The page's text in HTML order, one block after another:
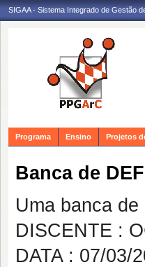
SIGAA - Sistema Integrado de Gestão
Programa Ensino Projetos
Banca de
Uma banca
DISCENTE :
DATA : 07/03/